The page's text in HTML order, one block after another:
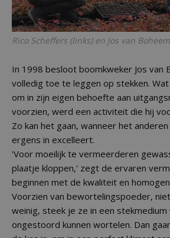
Rico Scheffers (links) en Jos van
In 1998 besloot boomkweker Jos van
volledig toe te leggen op stekken.
om in zijn eigen behoefte aan
voorzien, werd een activiteit die hij
Zo kan het gaan, wanneer het
ergens in excelleert.
'Voor moeilijk te vermeerderen
plaatje kloppen,' zegt de ervaren
beginnen met de kwaliteit en
Voorzien van bewortelingspoeder,
weinig, steek je ze in een stekmedium
ongestoord kunnen wortelen. Dan